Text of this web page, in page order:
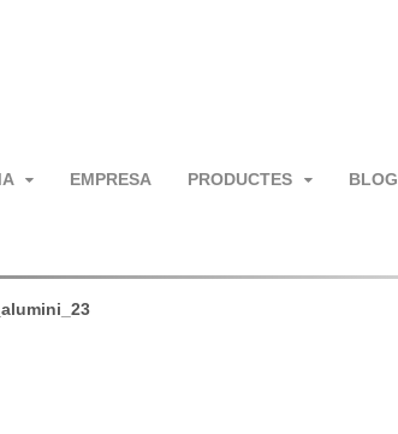
EMPRESA PRODUCTES BLOG